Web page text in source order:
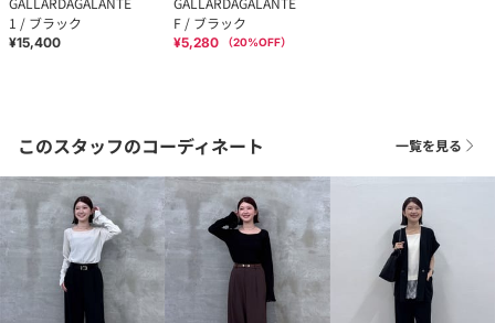
1 / ブラック
¥15,400
F / ブラック
¥5,280 （20%OFF）
このスタッフのコーディネート 一覧を見る